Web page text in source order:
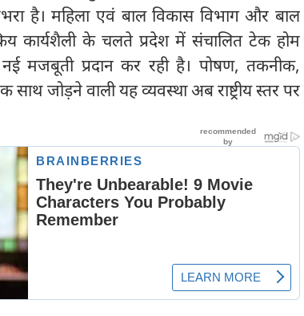
है। महिला एवं बाल विकास विभाग और बाल
कार्यशैली के चलते प्रदेश में संचालित टेक होम
मजबूती प्रदान कर रही है। पोषण, तकनीक,
जोड़ने वाली यह व्यवस्था अब राष्ट्रीय स्तर पर